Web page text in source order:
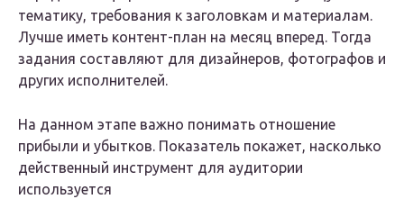
тематику, требования к заголовкам и материалам.
Лучше иметь контент-план на месяц вперед. Тогда
задания составляют для дизайнеров, фотографов и
других исполнителей.
На данном этапе важно понимать отношение
прибыли и убытков. Показатель покажет, насколько
действенный инструмент для аудитории
используется